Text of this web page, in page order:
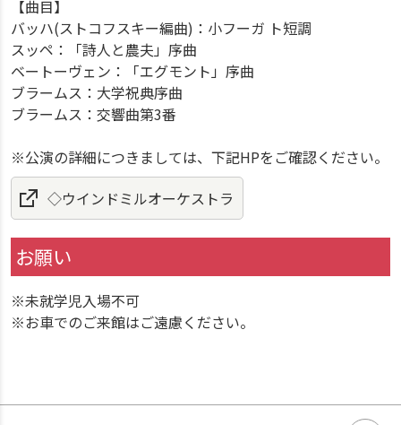
【曲目】
バッハ(ストコフスキー編曲)：小フーガ ト短調
スッペ：「詩人と農夫」序曲
ベートーヴェン：「エグモント」序曲
ブラームス：大学祝典序曲
ブラームス：交響曲第3番
※公演の詳細につきましては、下記HPをご確認ください。
◇ウインドミルオーケストラ
お願い
※未就学児入場不可
※お車でのご来館はご遠慮ください。